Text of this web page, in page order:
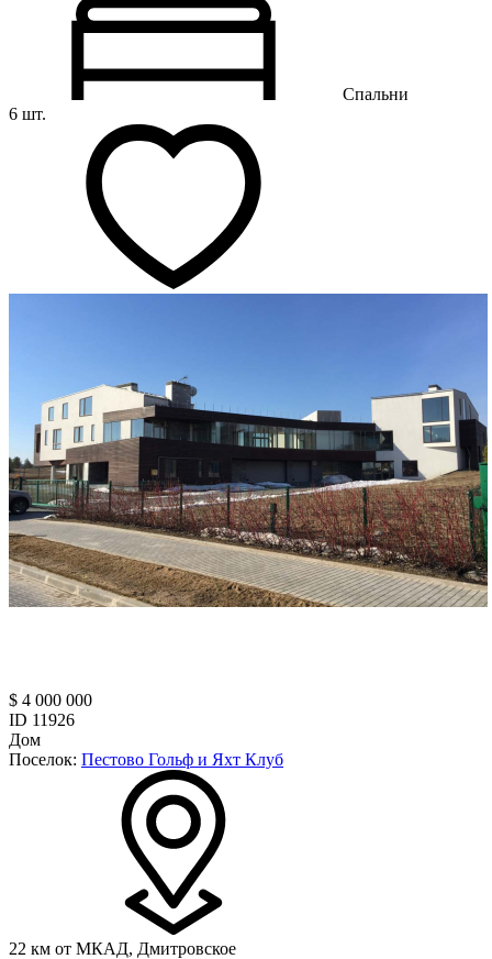
Спальни
6 шт.
$ 4 000 000
ID 11926
Дом
Поселок: Пестово Гольф и Яхт Клуб
22 км от МКАД, Дмитровское